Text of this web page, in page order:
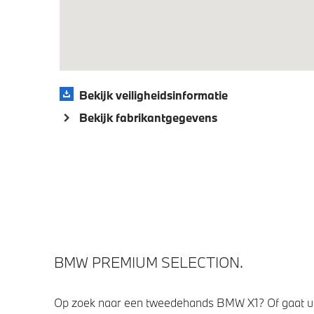
Veiligheid
Bekijk veiligheidsinformatie
Bekijk fabrikantgegevens
BMW PREMIUM SELECTION.
Op zoek naar een tweedehands BMW X1? Of